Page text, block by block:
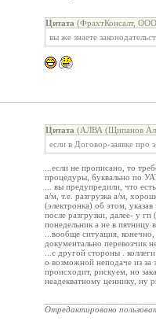
Цитата (ФрахтКонсалт,
вы же знаете
Цитата (АЛВА (Щипанов
если в Договор-заявке про
...если не прописано, то
процедуры, буквально по
... вы предупредили, что
а/м, т.е. разгрузка а/м,
(электронка) об этом,
после разгрузки, далее- у
понедельник а не в пятницу
...вообще ситуация,
документально перевозчик
...с другой стороны .
о возможной неподаче из за
происходит, рискуем, но
неадекватному ценнику, ну
Отредактировано